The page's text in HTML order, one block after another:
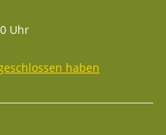
Uhr
haben